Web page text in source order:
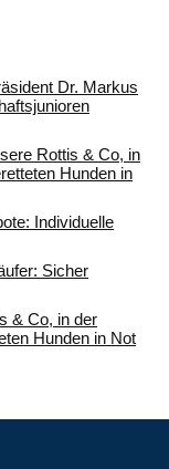
Dr. Markus
Rottis & Co, in
Hunden in
Individuelle
Sicher
& Co, in der
Hunden in Not